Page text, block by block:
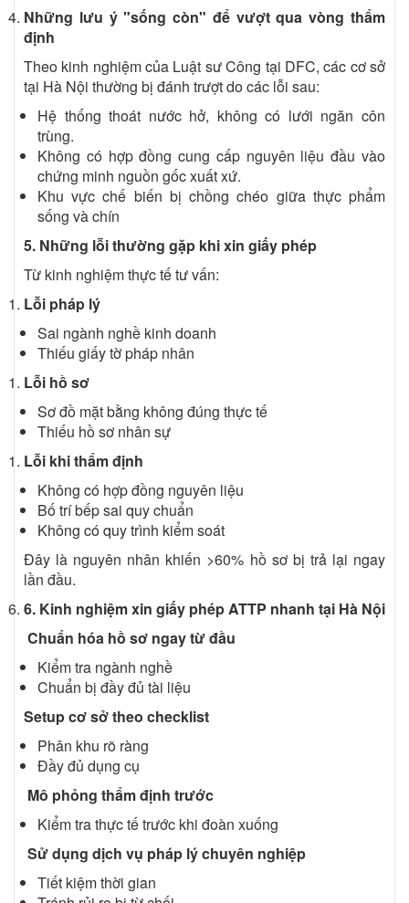
Những lưu ý "sống còn" để vượt qua vòng thẩm
định
Theo kinh nghiệm của Luật sư Công tại DFC, các cơ sở
tại Hà Nội thường bị đánh trượt do các lỗi sau:
Hệ thống thoát nước hở, không có lưới ngăn côn
trùng.
Không có hợp đồng cung cấp nguyên liệu đầu vào
chứng minh nguồn gốc xuất xứ.
Khu vực chế biến bị chồng chéo giữa thực phẩm
sống và chín
5. Những lỗi thường gặp khi xin giấy phép
Từ kinh nghiệm thực tế tư vấn:
Lỗi pháp lý
Sai ngành nghề kinh doanh
Thiếu giấy tờ pháp nhân
Lỗi hồ sơ
Sơ đồ mặt bằng không đúng thực tế
Thiếu hồ sơ nhân sự
Lỗi khi thẩm định
Không có hợp đồng nguyên liệu
Bố trí bếp sai quy chuẩn
Không có quy trình kiểm soát
Đây là nguyên nhân khiến >60% hồ sơ bị trả lại ngay
lần đầu.
6. Kinh nghiệm xin giấy phép ATTP nhanh tại Hà Nội
Chuẩn hóa hồ sơ ngay từ đầu
Kiểm tra ngành nghề
Chuẩn bị đầy đủ tài liệu
Setup cơ sở theo checklist
Phân khu rõ ràng
Đầy đủ dụng cụ
Mô phỏng thẩm định trước
Kiểm tra thực tế trước khi đoàn xuống
Sử dụng dịch vụ pháp lý chuyên nghiệp
Tiết kiệm thời gian